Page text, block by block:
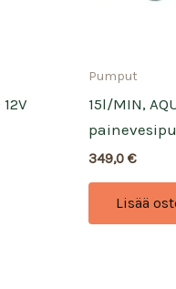
Pumput
15l/MIN,
349,0 €
Lisää